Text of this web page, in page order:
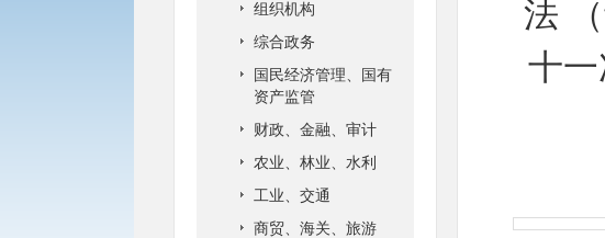
组织机构
综合政务
国民经济管理、国有
资产监管
财政、金融、审计
农业、林业、水利
工业、交通
商贸、海关、旅游
法
十